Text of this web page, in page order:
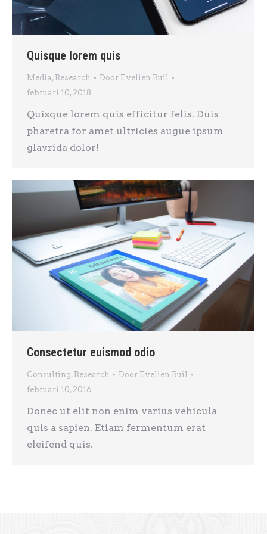
Quisque lorem quis
Media, Research Door Evelien Buil
februari 10, 2018
Quisque lorem quis efficitur felis. Duis
pharetra for amet ultricies augue ipsum
glavrida dolor!
Consectetur euismod odio
Consulting, Research Door Evelien Buil
februari 10, 2016
Donec ut elit non enim varius vehicula
quis a sapien. Etiam fermentum erat
eleifend quis.